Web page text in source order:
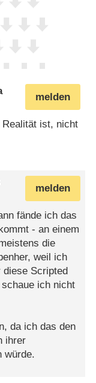
melden
Realität ist, nicht
melden
fände ich das
- an einem
die
weil ich
diese Scripted
ich nicht
da ich das den
ihrer
würde.